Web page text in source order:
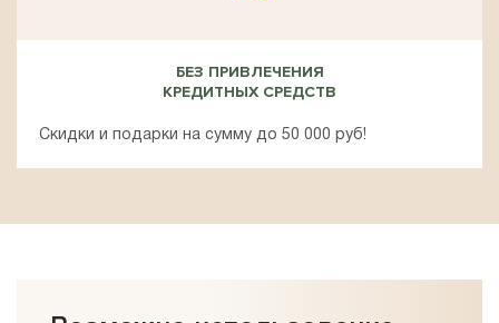
БЕЗ ПРИВЛЕЧЕНИЯ
КРЕДИТНЫХ СРЕДСТВ
Скидки и подарки на сумму до 50 000 руб!